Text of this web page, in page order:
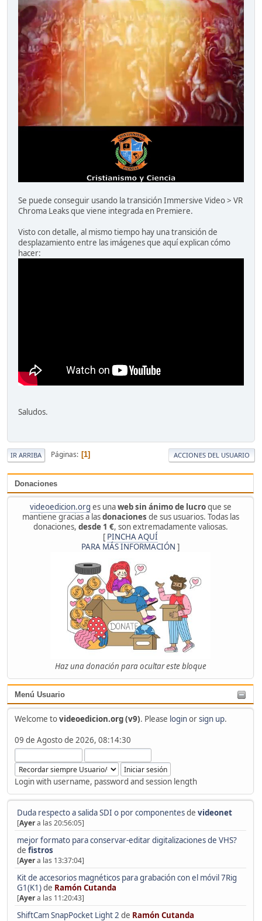
Donaciones
videoedicion.org es unaweb sin ánimo de lucroque se
mantiene gracias a lasdonaciones de sus usuarios. Todas las
donaciones, desde 1 €, son extremadamente valiosas.
[ PINCHA AQUÍ
PARA MÁS INFORMACIÓN ]
Haz una donación para ocultar este bloque
Menú Usuario
Welcome tovideoedicion.org (v9). Please loginorsign up.
09 de Agosto de 2026, 08:14:30
Login with username, password and session length
Duda respecto a salida SDI o por componentesde videonet
[Ayera las 20:56:05]
mejor formato para conservar-editar digitalizaciones de VHS?
de fistros
[Ayera las 13:37:04]
Kit de accesorios magnéticos para grabación con el móvil 7Rig
G1(K1)de Ramón Cutanda
[Ayera las 11:20:43]
ShiftCam SnapPocket Light 2 de Ramón Cutanda
Se puede conseguir usando la transición Immersive Video > VR
Chroma Leaks que viene integrada en Premiere.
Visto con detalle, al mismo tiempo hay una transición de
desplazamiento entre las imágenes que aquí explican cómo
hacer:
Saludos.
IR ARRIBA Páginas 1 ACCIONES DEL USUARIO